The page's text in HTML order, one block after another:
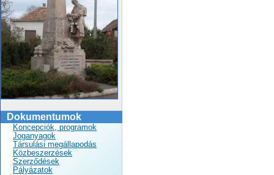
Dokumentumok
Koncepciók, programok
Joganyagok
Társulási megállapodás
Közbeszerzések
Szerződések
Pályázatok